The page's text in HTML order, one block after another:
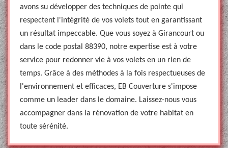
avons su développer des techniques de pointe qui
respectent l'intégrité de vos volets tout en garantissant
un résultat impeccable. Que vous soyez à Girancourt ou
dans le code postal 88390, notre expertise est à votre
service pour redonner vie à vos volets en un rien de
temps. Grâce à des méthodes à la fois respectueuses de
l'environnement et efficaces, EB Couverture s'impose
comme un leader dans le domaine. Laissez-nous vous
accompagner dans la rénovation de votre habitat en
toute sérénité.